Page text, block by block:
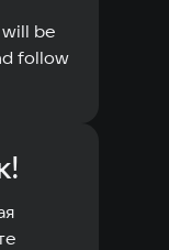
will be
follow